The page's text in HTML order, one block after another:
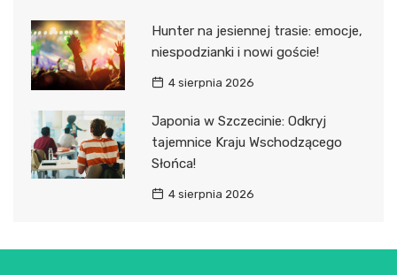
Hunter na jesiennej trasie: emocje,
niespodzianki i nowi goście!
4 sierpnia 2026
Japonia w Szczecinie: Odkryj
tajemnice Kraju Wschodzącego
Słońca!
4 sierpnia 2026